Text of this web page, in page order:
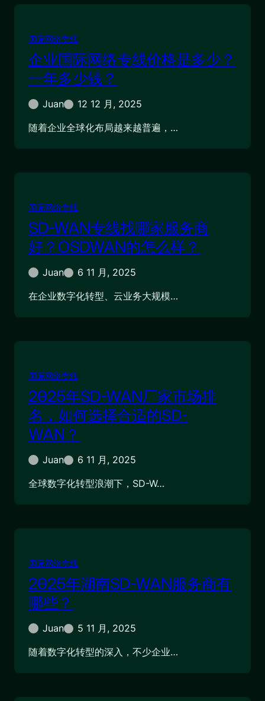
国际网络专线
企业国际网络专线价格是多少？
一年多少钱？
Juan
12 12 月, 2025
随着企业全球化布局越来越普遍，…
国际网络专线
SD-WAN专线找哪家服务商
好？OSDWAN的怎么样？
Juan
6 11 月, 2025
在企业数字化转型、云业务大规模…
国际网络专线
2025年SD-WAN厂家市场排
名，如何选择合适的SD-
WAN？
Juan
6 11 月, 2025
全球数字化转型浪潮下，SD-W…
国际网络专线
2025年湖南SD-WAN服务商有
哪些？
Juan
5 11 月, 2025
随着数字化转型的深入，不少企业…